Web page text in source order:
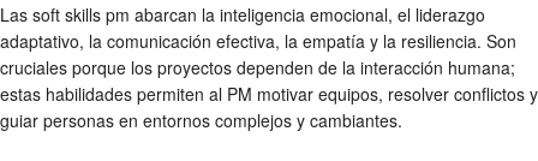
Las soft skills pm abarcan la inteligencia emocional, el liderazgo
adaptativo, la comunicación efectiva, la empatía y la resiliencia. Son
cruciales porque los proyectos dependen de la interacción humana;
estas habilidades permiten al PM motivar equipos, resolver conflictos y
guiar personas en entornos complejos y cambiantes.